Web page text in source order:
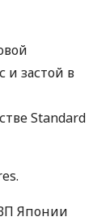
и застой в
Standard
Японии